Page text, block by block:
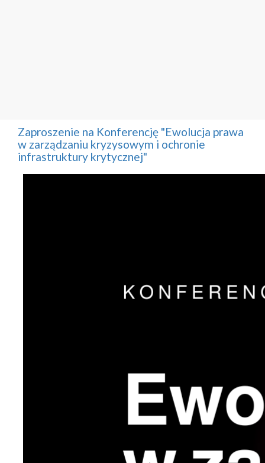
Zaproszenie na Konferencję "Ewolucja prawa
w zarządzaniu kryzysowym i ochronie
infrastruktury krytycznej"